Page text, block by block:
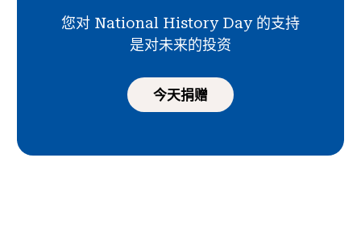
您对 National History Day 的支持
是对未来的投资
今天捐赠